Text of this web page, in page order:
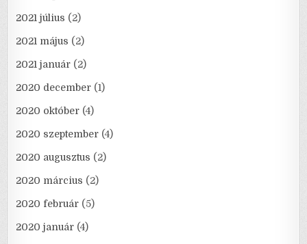
2021 július (2)
2021 május (2)
2021 január (2)
2020 december (1)
2020 október (4)
2020 szeptember (4)
2020 augusztus (2)
2020 március (2)
2020 február (5)
2020 január (4)